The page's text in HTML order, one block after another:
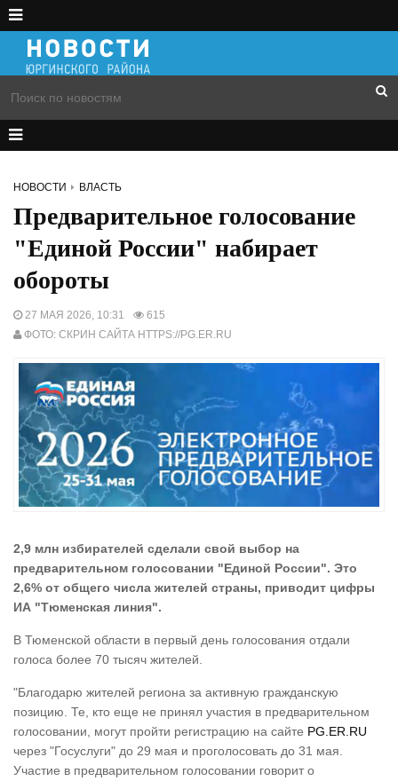
НОВОСТИ ВЛАСТЬ
Предварительное голосование
"Единой России" набирает
обороты
27 МАЯ 2026, 10:31
615
ФОТО: СКРИН САЙТА HTTPS://PG.ER.RU
2,9 млн избирателей сделали свой выбор на
предварительном голосовании "Единой России". Это
2,6% от общего числа жителей страны, приводит цифры
ИА "Тюменская линия".
В Тюменской области в первый день голосования отдали
голоса более 70 тысяч жителей.
"Благодарю жителей региона за активную гражданскую
позицию. Те, кто еще не принял участия в предварительном
голосовании, могут пройти регистрацию на сайте PG.ER.RU
через "Госуслуги" до 29 мая и проголосовать до 31 мая.
Участие в предварительном голосовании говорит о